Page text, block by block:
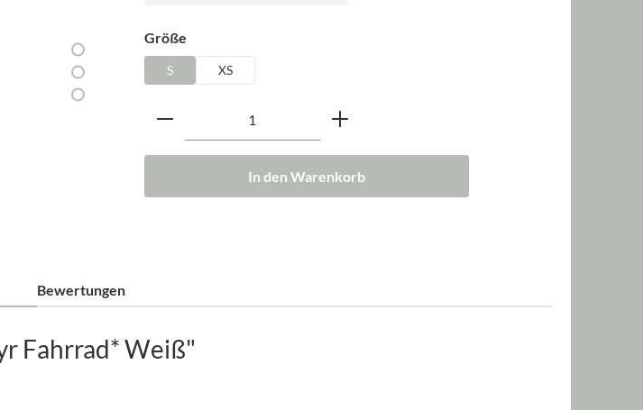
Größeauswählen
S XS
Produkt Anzahl: Gib den gewünschten Wert ein
In den Warenkorb
Bewertungen
Fahrrad* Weiß"